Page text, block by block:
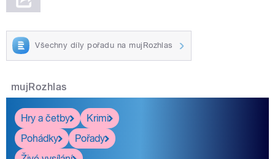
Všechny díly pořadu na mujRozhlas
mujRozhlas
Hry a četby
Krimi
Pohádky
Pořady